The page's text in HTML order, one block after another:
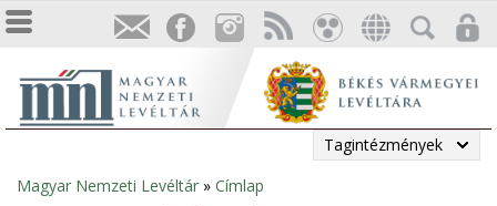
Tagintézmények
Jelenlegi
Magyar Nemzeti Levéltár » Címlap